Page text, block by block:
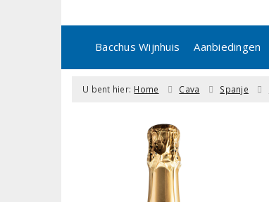
Bacchus Wijnhuis Aanbiedingen
U bent hier: Home Cava Spanje